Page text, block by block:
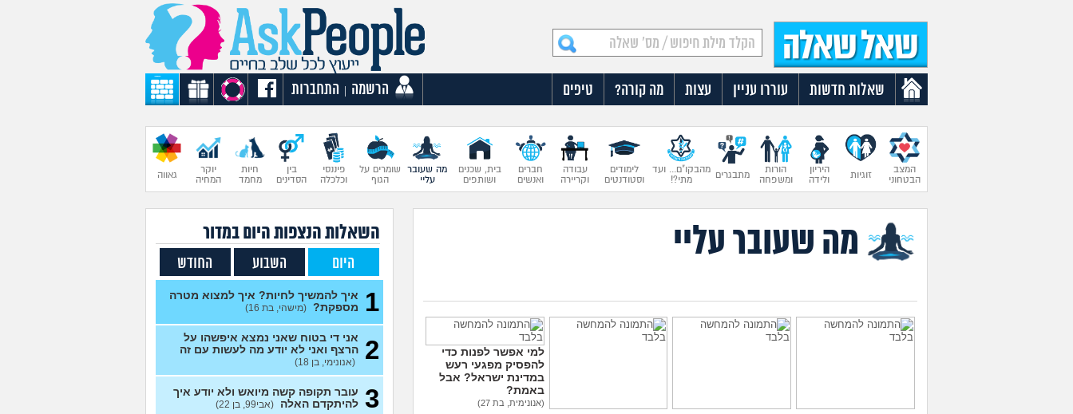
שאלות חדשות עוררו עניין עצות מה קורה? טיפים הרשמה התחברות
המצב
הבטחוני
זוגיות
היריון
ולידה
הורות
ומשפחה
מתבגרים
מהבקו"ם... ועד
מתי?!
לימודים
וסטודנטים
עבודה
וקריירה
חברים
ואנשים
בית, שכנים
ושותפים
מה שעובר
עליי
שומרים על
הגוף
פיננסי
וכלכלה
בין
הסדינים
חיות
מחמד
יוקר
המחיה
גאווה
מה שעובר עליי
למי אפשר לפנות כדי
להפסיק מפגעי רעש
במדינת ישראל? אבל
באמת?
(אנונימית, בת 27)
השאלות הנצפות היוםבמדור
היום השבוע החודש
1
איך להמשיך לחיות? איך למצוא מטרה
מספקת?(מישהי, בת 16)
2
אני די בטוח שאני נמצא איפשהו על
הרצף ואני לא יודע מה לעשות עם זה
(אנונימי, בן 18)
3 עובר תקופה קשה מיואש ולא יודע איך
להיתקדם האלה(אבי99, בן 22)